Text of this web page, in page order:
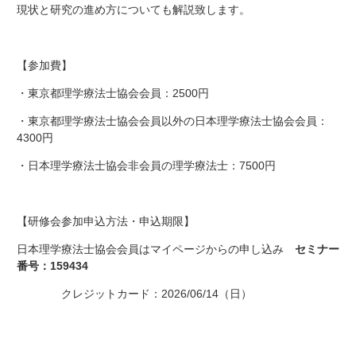
現状と研究の進め方についても解説致します。
【参加費】
・東京都理学療法士協会会員：2500円
・東京都理学療法士協会会員以外の日本理学療法士協会会員：
4300円
・日本理学療法士協会非会員の理学療法士：7500円
【研修会参加申込方法・申込期限】
日本理学療法士協会会員はマイページからの申し込み セミナー
番号：159434
クレジットカード：2026/06/14（日）